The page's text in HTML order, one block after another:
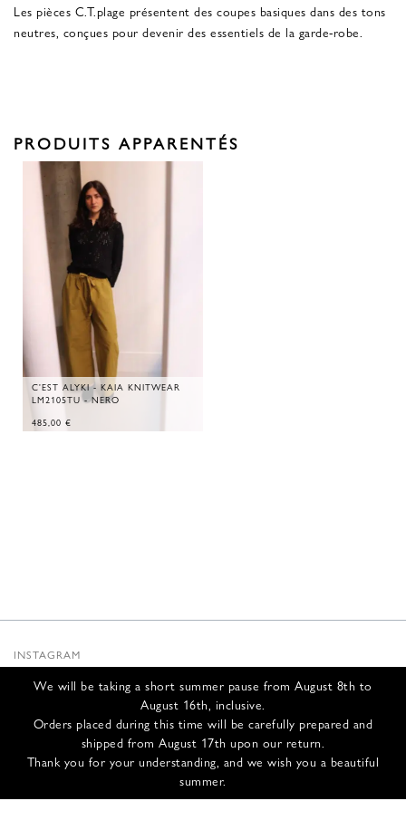
We will be taking a short summer pause from August 8th to
August 16th, inclusive.
Orders placed during this time will be carefully prepared and
shipped from August 17th upon our return.
Thank you for your understanding, and we wish you a beautiful
summer.
Les pièces C.T.plage présentent des coupes basiques dans des tons
neutres, conçues pour devenir des essentiels de la garde-robe.
PRODUITS APPARENTÉS
C'EST ALYKI - KAIA KNITWEAR
LM2105TU - NERO
485,00 €
INSTAGRAM
INFOS
NOUS CONTACTER
EXPÉDITION ET RETOURS